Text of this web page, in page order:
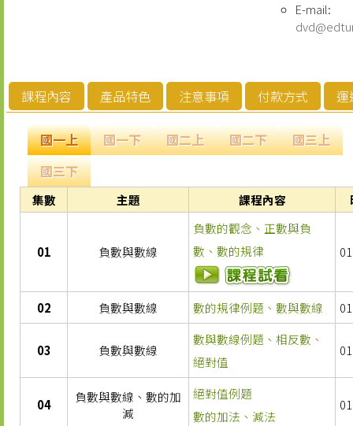
E-mail:
課程內容 產品特色 注意事項 付款方式 運
國一上 國一下 國二上 國二下
國三上
國三下
集數 主題 課程內容
01 負數與數線
負數的觀念、正數與負
數、數的規律
02 負數與數線 數的規律例題、數與數線
03 負數與數線
數與數線例題、相反數、
絕對值
04
負數與數線、數的加
減
絕對值例題
數的加法、減法